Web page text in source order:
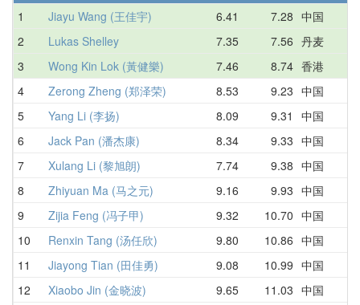
1
Jiayu Wang (王佳宇) 6.41 7.28 中国
2 Lukas Shelley 7.35 7.56 丹麦
3 Wong Kin Lok (黃健樂) 7.46 8.74 香港
4 Zerong Zheng (郑泽荣) 8.53 9.23 中国
5 Yang Li (李扬) 8.09 9.31 中国
6 Jack Pan (潘杰康) 8.34 9.33 中国
7 Xulang Li (黎旭朗) 7.74 9.38 中国
8 Zhiyuan Ma (马之元) 9.16 9.93 中国
9 Zijia Feng (冯子甲) 9.32 10.70 中国
10 Renxin Tang (汤任欣) 9.80 10.86 中国
11 Jiayong Tian (田佳勇) 9.08 10.99 中国
12 Xiaobo Jin (金晓波) 9.65 11.03 中国